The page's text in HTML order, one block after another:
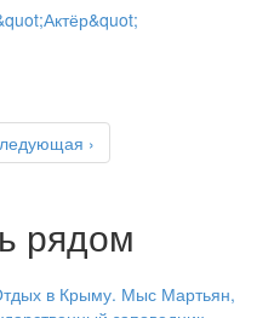
›
рядом